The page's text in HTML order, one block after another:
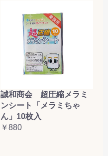
誠和商会 超圧縮メラミ
ンシート「メラミちゃ
ん」10枚入
￥880